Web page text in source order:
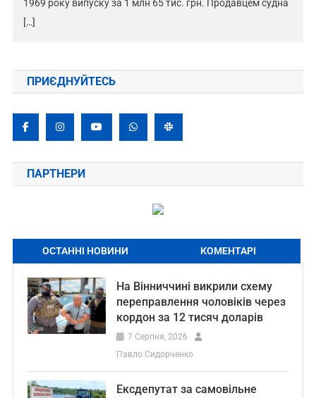
1969 року випуску за 1 млн 65 тис. грн. Продавцем судна
[…]
ПРИЄДНУЙТЕСЬ
ПАРТНЕРИ
ОСТАННІ НОВИНИ КОМЕНТАРІ
На Вінниччині викрили схему
переправлення чоловіків через
кордон за 12 тисяч доларів
7 Серпня, 2026
Павло Сидорченко
Ексдепутат за самовільне